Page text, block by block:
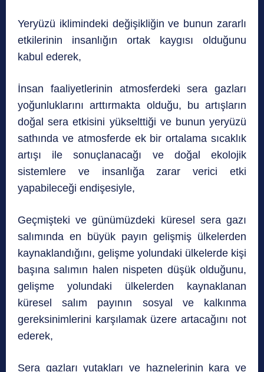
Yeryüzü iklimindeki değişikliğin ve bunun zararlı
etkilerinin insanlığın ortak kaygısı olduğunu
kabul ederek,
İnsan faaliyetlerinin atmosferdeki sera gazları
yoğunluklarını arttırmakta olduğu, bu artışların
doğal sera etkisini yükselttiği ve bunun yeryüzü
sathında ve atmosferde ek bir ortalama sıcaklık
artışı ile sonuçlanacağı ve doğal ekolojik
sistemlere ve insanlığa zarar verici etki
yapabileceği endişesiyle,
Geçmişteki ve günümüzdeki küresel sera gazı
salımında en büyük payın gelişmiş ülkelerden
kaynaklandığını, gelişme yolundaki ülkelerde kişi
başına salımın halen nispeten düşük olduğunu,
gelişme yolundaki ülkelerden kaynaklanan
küresel salım payının sosyal ve kalkınma
gereksinimlerini karşılamak üzere artacağını not
ederek,
Sera gazları yutakları ve haznelerinin kara ve